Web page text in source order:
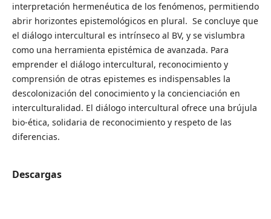
interpretación hermenéutica de los fenómenos, permitiendo
abrir horizontes epistemológicos en plural. Se concluye que
el diálogo intercultural es intrínseco al BV, y se vislumbra
como una herramienta epistémica de avanzada. Para
emprender el diálogo intercultural, reconocimiento y
comprensión de otras epistemes es indispensables la
descolonización del conocimiento y la concienciación en
interculturalidad. El diálogo intercultural ofrece una brújula
bio-ética, solidaria de reconocimiento y respeto de las
diferencias.
Descargas